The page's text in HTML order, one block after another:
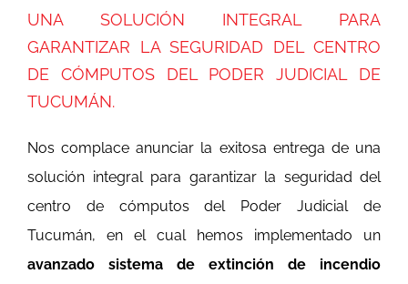
UNA SOLUCIÓN INTEGRAL PARA
GARANTIZAR LA SEGURIDAD DEL CENTRO
DE CÓMPUTOS DEL PODER JUDICIAL DE
TUCUMÁN.
Nos complace anunciar la exitosa entrega de una
solución integral para garantizar la seguridad del
centro de cómputos del Poder Judicial de
Tucumán, en el cual hemos implementado un
avanzado sistema de extinción de incendio